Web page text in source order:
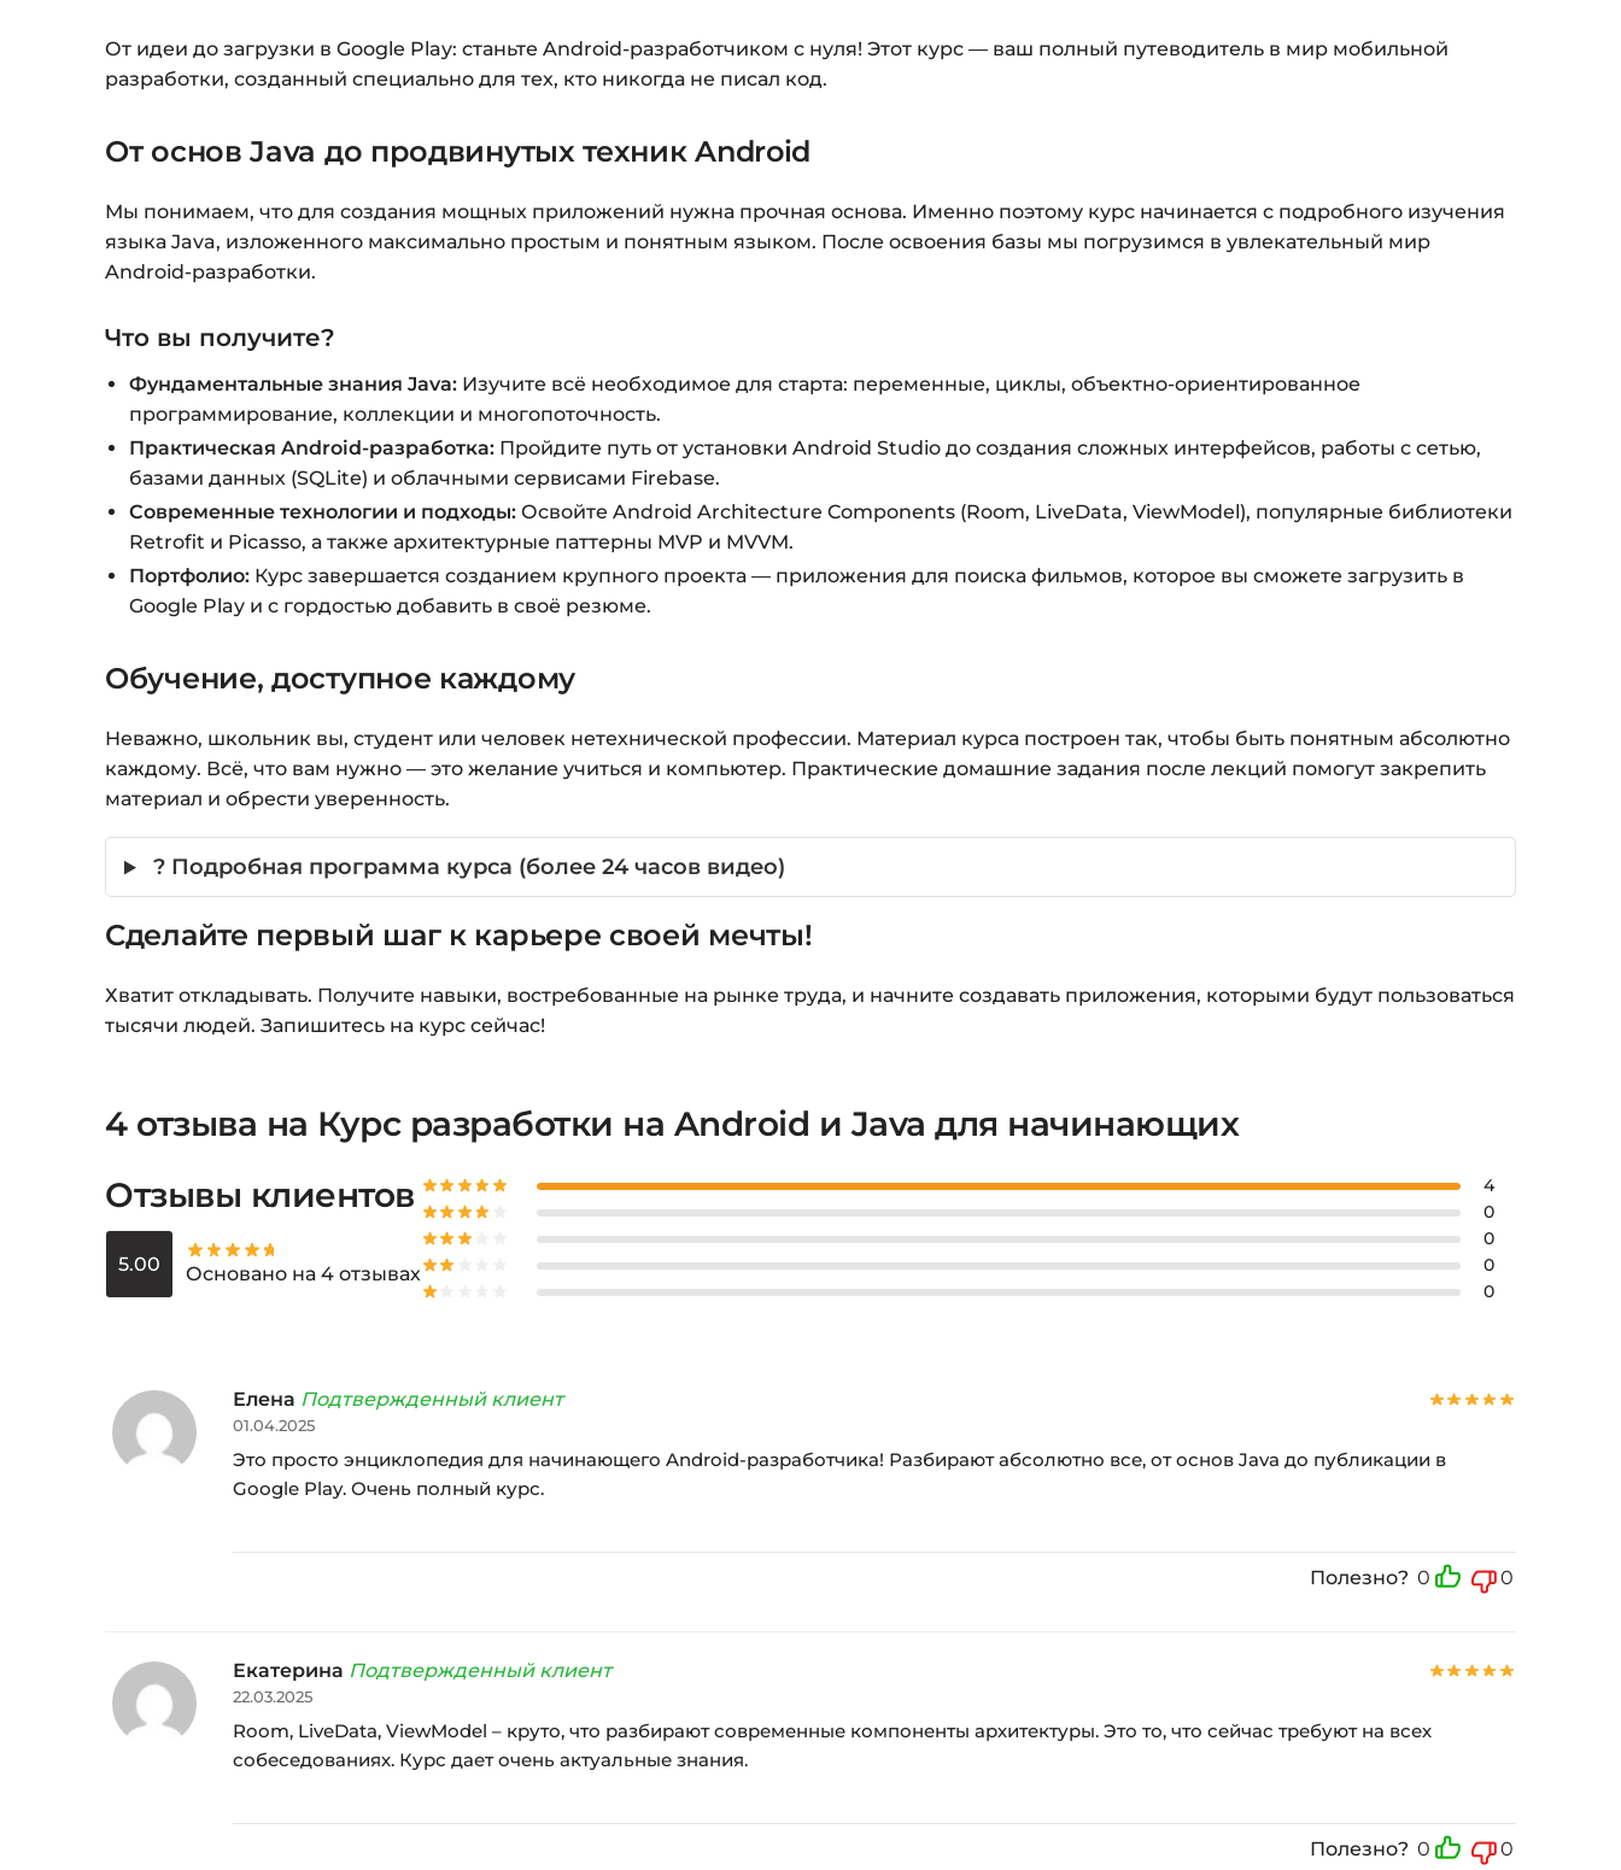
Оплатите удобным способом (более 8 способов оплаты).
От идеи до загрузки в Google Play: станьте Android-разработчиком с нуля! Этот курс — ваш полный путеводитель в мир мобильной
разработки, созданный специально для тех, кто никогда не писал код.
От основ Java до продвинутых техник Android
Мы понимаем, что для создания мощных приложений нужна прочная основа. Именно поэтому курс начинается с подробного изучения
языка Java, изложенного максимально простым и понятным языком. После освоения базы мы погрузимся в увлекательный мир
Android-разработки.
Что вы получите?
Фундаментальные знания Java: Изучите всё необходимое для старта: переменные, циклы, объектно-ориентированное
программирование, коллекции и многопоточность.
Практическая Android-разработка: Пройдите путь от установки Android Studio до создания сложных интерфейсов, работы с сетью,
базами данных (SQLite) и облачными сервисами Firebase.
Современные технологии и подходы: Освойте Android Architecture Components (Room, LiveData, ViewModel), популярные библиотеки
Retrofit и Picasso, а также архитектурные паттерны MVP и MVVM.
Портфолио: Курс завершается созданием крупного проекта — приложения для поиска фильмов, которое вы сможете загрузить в
Google Play и с гордостью добавить в своё резюме.
Обучение, доступное каждому
Неважно, школьник вы, студент или человек нетехнической профессии. Материал курса построен так, чтобы быть понятным абсолютно
каждому. Всё, что вам нужно — это желание учиться и компьютер. Практические домашние задания после лекций помогут закрепить
материал и обрести уверенность.
? Подробная программа курса (более 24 часов видео)
Сделайте первый шаг к карьере своей мечты!
Хватит откладывать. Получите навыки, востребованные на рынке труда, и начните создавать приложения, которыми будут пользоваться
тысячи людей. Запишитесь на курс сейчас!
4 отзыва на Курс разработки на Android и Java для начинающих
Отзывы клиентов
5.00 Основано на 4 отзывах
4
0
0
0
0
Елена Подтвержденный клиент
01.04.2025
Это просто энциклопедия для начинающего Android-разработчика! Разбирают абсолютно все, от основ Java до публикации в
Google Play. Очень полный курс.
Полезно? 0 0
Екатерина Подтвержденный клиент
22.03.2025
Room, LiveData, ViewModel – круто, что разбирают современные компоненты архитектуры. Это то, что сейчас требуют на всех
собеседованиях. Курс дает очень актуальные знания.
Полезно? 0 0